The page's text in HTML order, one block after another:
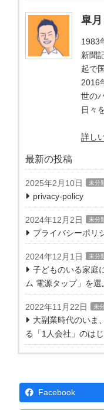
皐
1983
新聞
起で
2016
世の
日々
詳し
最新の投稿
2025年2月10日 未分
privacy-policy
2024年12月2日 未分
プライバシーポリ
2024年12月1日 未分
子どものいる家庭
ム 電源タップ」を選
2022年11月22日 未
大副業時代のいま
る「1人会社」のは
Facebook